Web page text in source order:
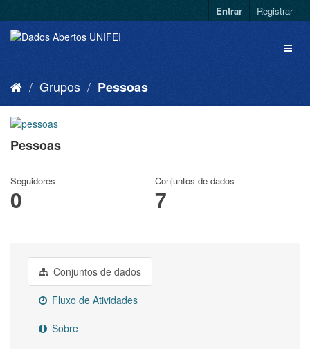
Entrar Registrar
Grupos Pessoas
Pessoas
Seguidores
0
Conjuntos de dados
7
Conjuntos de dados
Fluxo de Atividades
Sobre